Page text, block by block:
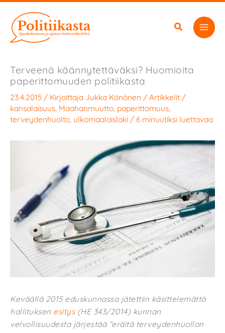
sisältöön
Terveenä käännytettäväksi? Huomioita
paperittomuuden politiikasta
23.4.2015 / Kirjoittaja Jukka Könönen / Artikkelit /
kansalaisuus Maahanmuutto paperittomuus
terveydenhuolto ulkomaalaislaki / 6 minuutiksi luettavaa
Keväällä 2015 eduskunnassa jätettiin käsittelemättä
hallituksen esitys(HE 343/2014) kunnan
velvollisuudesta järjestää ”eräitä terveydenhuollon